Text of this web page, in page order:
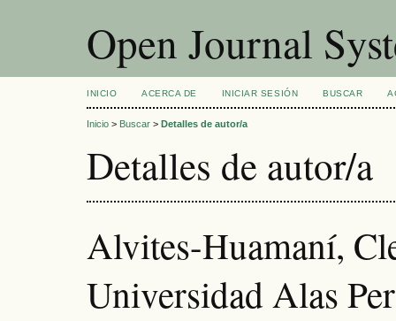
Open Journal
INICIO ACERCA DE INICIAR SESIÓN BUSCAR
Inicio > Buscar > Detalles de autor/a
Detalles de autor/a
Alvites-Huamaní,
Universidad Alas